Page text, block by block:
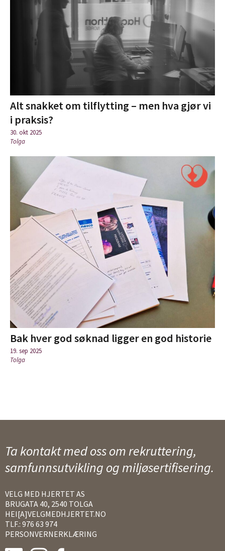
Alt snakket om tilflytting – men hva gjør vi
i praksis?
30. okt 2025
Tolga
Bak hver god søknad ligger en god historie
19. sep 2025
Tolga
Ta kontakt med oss om rekruttering,
samfunnsutvikling og miljøsertifisering.
VELG MED HJERTET AS
BRUGATA 40, 2540 TOLGA
HEI[A]VELGMEDHJERTET.NO
TLF.: 976 63 974
PERSONVERNERKLÆRING